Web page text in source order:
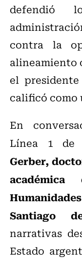
defendió
contra la
alineamiento
el
calificó como
En
Línea 1 de
Gerber,
Santiago
narrativas
Estado